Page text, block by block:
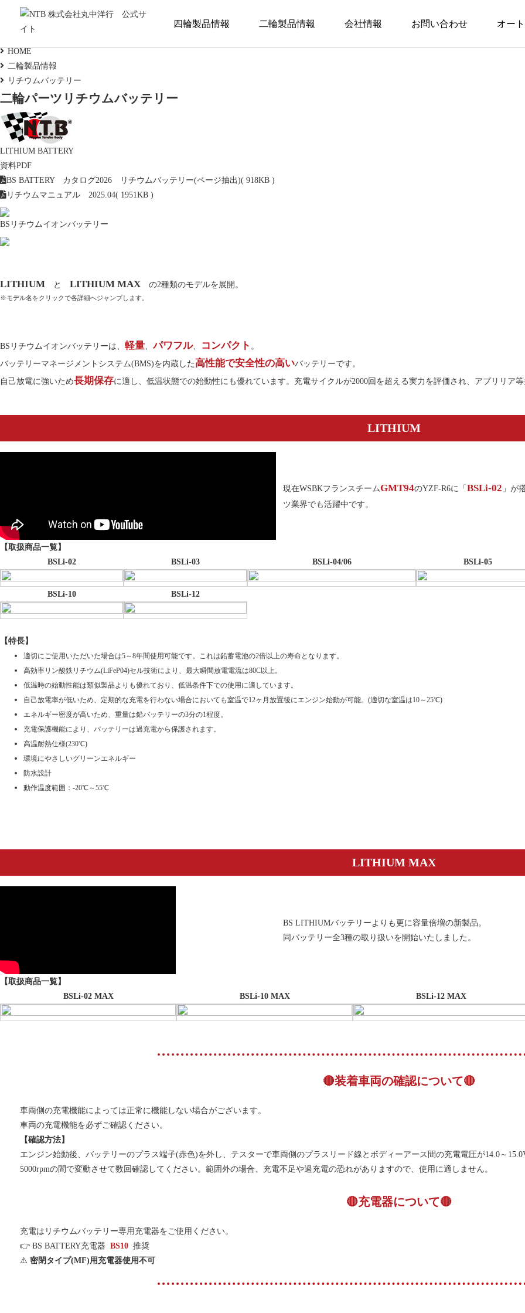
四輪製品情報 二輪製品情報 会社情報 お問い合わせ オー
弊社NTBブランドの製品データをExcelにま
とめました
交換対象品
ビニールハウス事業部
多様性に優れている用途強靭な「多目的ビニ
ールハウス」と「空動扇ソーラー」をご紹
二輪製品情報
HOME
二輪製品情報
リチウムバッテリー
二輪パーツ リチウムバッテリー
LITHIUM BATTERY
資料PDF
BS BATTERY カタログ2026 リチウムバッテリー(ページ抽出)( 918KB )
リチウムマニュアル 2025.04( 1951KB )
BSリチウムイオンバッテリー
LITHIUM と LITHIUM MAX の2種類のモデルを展開。
※モデル名をクリックで各詳細へジャンプします。
BSリチウムイオンバッテリーは、 軽量、パワフル、 コンパクト 。
バッテリーマネージメントシステム(BMS)を内蔵した高性能で安全性の高いバッテリーです。
自己放電に強いため長期保存に適し、低温状態での始動性にも優れています。充電サイクルが2000回を超える実力を評価され、アプリリア
LITHIUM
現在WSBKフランスチームGMT94のYZF-R6に「 BSLi-02 」が
ツ業界でも活躍中です。
【取扱商品一覧】
BSLi-02
BSLi-03 BSLi-04/06 BSLi-05
BSLi-10 BSLi-12
【特長】
適切にご使用いただいた場合は5～8年間使用可能です。これは鉛蓄電池の2倍以上の寿命となります。
高効率リン酸鉄リチウム(LiFeP04)セル技術により、最大瞬間放電電流は80C以上。
低温時の始動性能は類似製品よりも優れており、低温条件下での使用に適しています。
自己放電率が低いため、定期的な充電を行わない場合においても室温で12ヶ月放置後にエンジン始動が可能。(適切な室温は10～25℃)
エネルギー密度が高いため、重量は鉛バッテリーの3分の1程度。
充電保護機能により、バッテリーは過充電から保護されます。
高温耐熱仕様(230℃)
環境にやさしいグリーンエネルギー
防水設計
動作温度範囲：-20℃～55℃
LITHIUM MAX
BS LITHIUMバッテリーよりも更に容量倍増の新製品。
同バッテリー全3種の取り扱いを開始いたしました。
【取扱商品一覧】
BSLi-02 MAX
BSLi-10 MAX BSLi-12 MAX
🔴装着車両の確認について🔴
車両側の充電機能によっては正常に機能しない場合がございます。
車両の充電機能を必ずご確認ください。
【確認方法】
エンジン始動後、バッテリーのプラス端子(赤色)を外し、テスターで車両側のプラスリード線とボディーアース間の充電電圧が14.0～
5000rpmの間で変動させて数回確認してください。範囲外の場合、充電不足や過充電の恐れがありますので、使用に適しません。
🔴充電器について🔴
充電はリチウムバッテリー専用充電器をご使用ください。
👉 BS BATTERY充電器 BS10 推奨
⚠️ 密閉タイプ(MF)用充電器使用不可